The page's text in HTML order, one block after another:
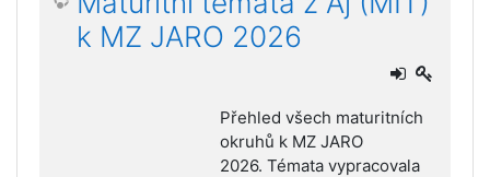
k MZ JARO 2026
Přehled všech maturitních
okruhů k MZ JARO
2026. Témata vypracovala